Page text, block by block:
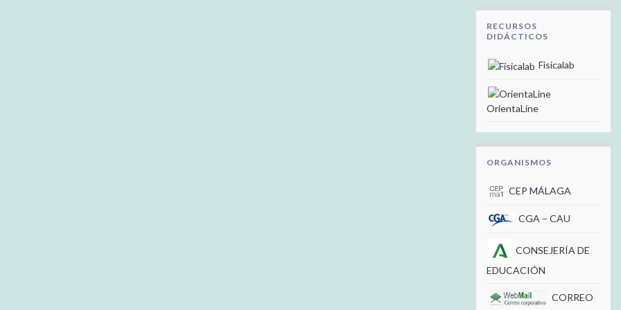
RECURSOS
DIDÁCTICOS
Fisicalab
OrientaLine
ORGANISMOS
CEP MÁLAGA
CGA – CAU
CONSEJERÍA DE
EDUCACIÓN
CORREO